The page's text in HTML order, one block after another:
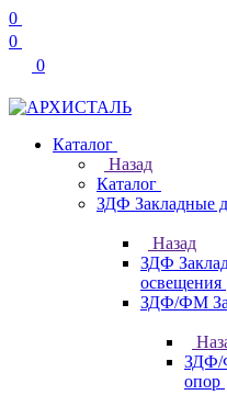
0
0
0
Каталог
Назад
Каталог
ЗДФ Закладные
Назад
ЗДФ
освещения
ЗДФ/ФМ
ЗДФ/
опор